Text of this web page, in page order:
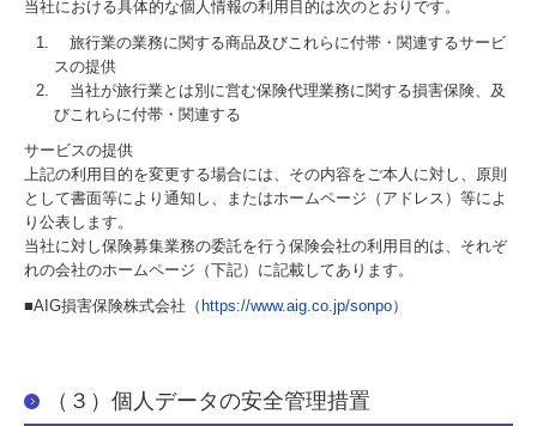
当社における具体的な個人情報の利用目的は次のとおりです。
旅行業の業務に関する商品及びこれらに付帯・関連するサービ
スの提供
当社が旅行業とは別に営む保険代理業務に関する損害保険、及
びこれらに付帯・関連する
サービスの提供
上記の利用目的を変更する場合には、その内容をご本人に対し、原則
として書面等により通知し、またはホームページ（アドレス）等によ
り公表します。
当社に対し保険募集業務の委託を行う保険会社の利用目的は、それぞ
れの会社のホームページ（下記）に記載してあります。
■AIG損害保険株式会社（https://www.aig.co.jp/sonpo）
（３）個人データの安全管理措置